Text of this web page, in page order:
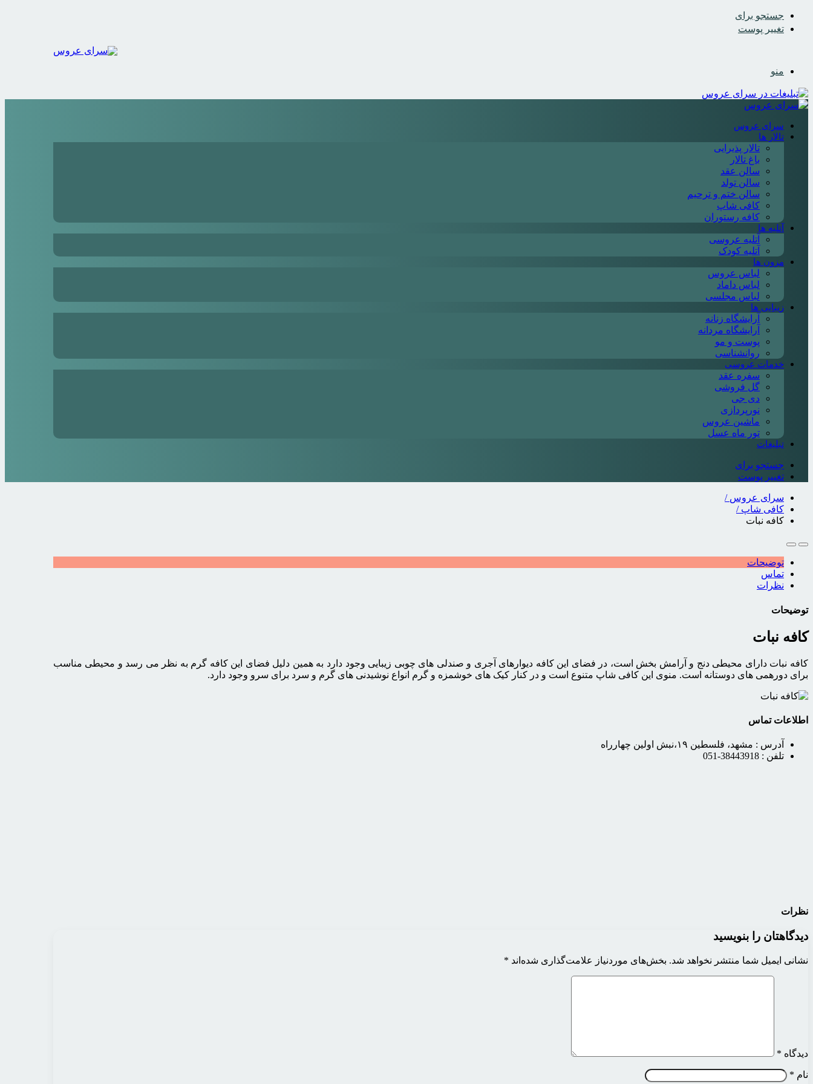
جستجو برای
تغییر پوست
منو
سرای عروس
تالار ها
تالار پذیرایی
باغ تالار
سالن عقد
سالن تولد
سالن ختم و ترحیم
کافی شاپ
کافه رستوران
آتلیه ها
آتلیه عروسی
آتلیه کودک
مزون ها
لباس عروس
لباس داماد
لباس مجلسی
زیبایی ها
آرایشگاه زنانه
آرایشگاه مردانه
پوست و مو
روانشناسی
خدمات عروسی
سفره عقد
گل فروشی
دی جی
نورپردازی
ماشین عروس
تور ماه عسل
تبلیغات
جستجو برای
تغییر پوست
سرای عروس /
کافی شاپ /
کافه نبات
توضیحات
تماس
نظرات
توضیحات
کافه نبات
کافه نبات دارای محیطی دنج و آرامش بخش است، در فضای این کافه دیوارهای آجری و صندلی های چوبی زیبایی وجود دارد به همین دلیل فضای این کافه گرم به نظر می رسد و محیطی مناسب
برای دورهمی های دوستانه است. منوی این کافی شاپ متنوع است و در کنار کیک های خوشمزه و گرم انواع نوشیدنی های گرم و سرد برای سرو وجود دارد.
اطلاعات تماس
آدرس : مشهد، فلسطین ۱۹،نبش اولین چهارراه
تلفن : 38443918-051
نظرات
دیدگاهتان را بنویسید
نشانی ایمیل شما منتشر نخواهد شد. بخش‌های موردنیاز علامت‌گذاری شده‌اند *
دیدگاه *
نام *